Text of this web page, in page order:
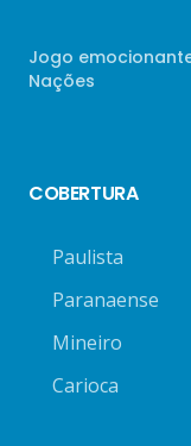
Jogo
Nações
COBERTURA
Paulista
Paranaense
Mineiro
Carioca